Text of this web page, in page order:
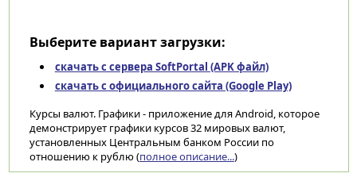
Выберите вариант загрузки:
скачать с сервера SoftPortal (APK файл)
скачать с официального сайта (Google Play)
Курсы валют. Графики - приложение для Android, которое
демонстрирует графики курсов 32 мировых валют,
установленных Центральным банком России по
отношению к рублю (полное описание...)